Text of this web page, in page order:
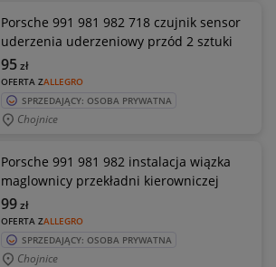
Porsche 991 981 982 718 czujnik sensor
uderzenia uderzeniowy przód 2 sztuki
OFERTA ZALLEGRO
95zł
SPRZEDAJĄCY: OSOBA PRYWATNA
Chojnice
Porsche 991 981 982 instalacja wiązka
maglownicy przekładni kierowniczej
OFERTA ZALLEGRO
99zł
SPRZEDAJĄCY: OSOBA PRYWATNA
Chojnice